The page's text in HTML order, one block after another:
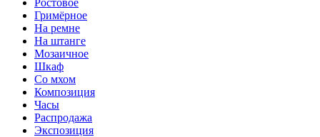
Гримёрное
На ремне
На штанге
Мозаичное
Шкаф
Со мхом
Композиция
Часы
Распродажа
Экспозиция